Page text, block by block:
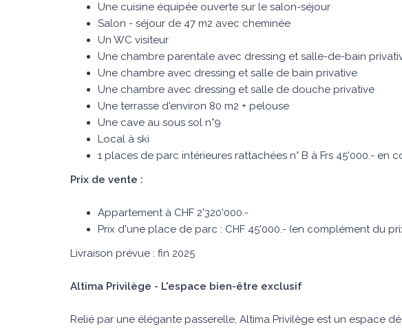
Une cuisine équipée ouverte sur le salon-séjour
Salon - séjour de 47 m2 avec cheminée
Un WC visiteur
Une chambre parentale avec dressing et salle-de-bain
Une chambre avec dressing et salle de bain privative
Une chambre avec dressing et salle de douche privative
Une terrasse d'environ 80 m2 + pelouse
Une cave au sous sol n°9
Local à ski
1 places de parc intérieures rattachées n° B à Frs 45'000.- en
Prix de vente :
Appartement à CHF 2'320'000.-
Prix d'une place de parc : CHF 45'000.- (en complément du
Livraison prévue : fin 2025
Altima Privilège - L'espace bien-être exclusif
Relié par une élégante passerelle, Altima Privilège est un espace